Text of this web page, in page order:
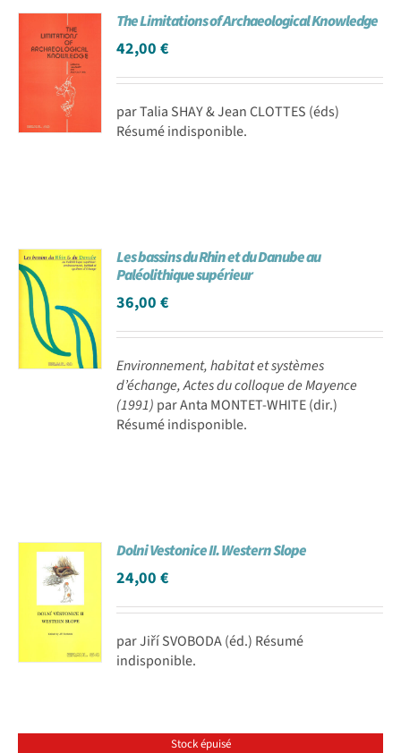
The Limitations of Archaeological Knowledge
42,00€
par Talia SHAY & Jean CLOTTES (éds)
Résumé indisponible.
Les bassins du Rhin et du Danube au
Paléolithique supérieur
36,00€
Environnement, habitat et systèmes
d’échange, Actes du colloque de Mayence
(1991) par Anta MONTET-WHITE (dir.)
Résumé indisponible.
Dolni Vestonice II. Western Slope
24,00€
par Jiří SVOBODA (éd.) Résumé
indisponible.
Stock épuisé